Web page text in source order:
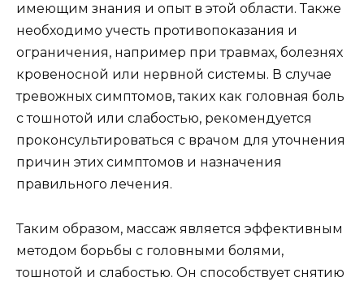
имеющим знания и опыт в этой области. Также
необходимо учесть противопоказания и
ограничения, например при травмах, болезнях
кровеносной или нервной системы. В случае
тревожных симптомов, таких как головная боль
с тошнотой или слабостью, рекомендуется
проконсультироваться с врачом для уточнения
причин этих симптомов и назначения
правильного лечения.
Таким образом, массаж является эффективным
методом борьбы с головными болями,
тошнотой и слабостью. Он способствует снятию